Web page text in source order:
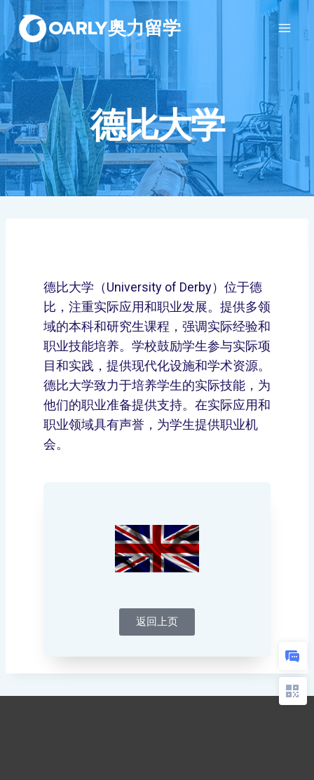
OARLY奥力留学
德比大学
德比大学（University of Derby）位于德
比，注重实际应用和职业发展。提供多领
域的本科和研究生课程，强调实际经验和
职业技能培养。学校鼓励学生参与实际项
目和实践，提供现代化设施和学术资源。
德比大学致力于培养学生的实际技能，为
他们的职业准备提供支持。在实际应用和
职业领域具有声誉，为学生提供职业机
会。
返回上页